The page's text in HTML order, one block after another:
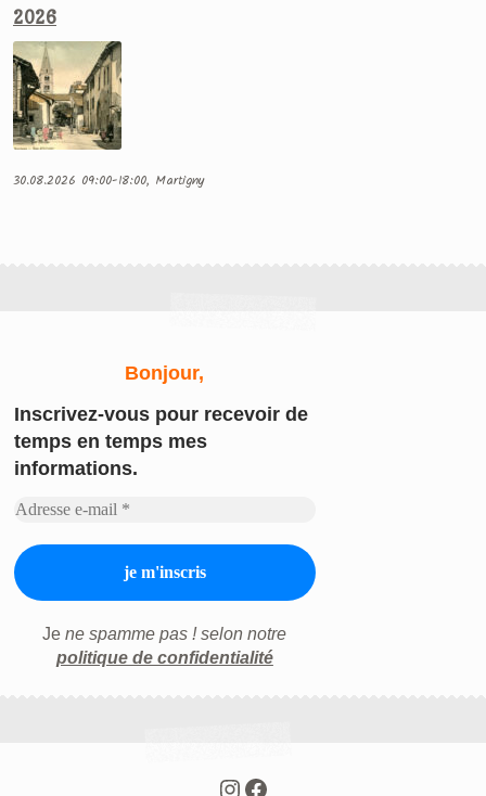
2026
30.08.2026 09:00-18:00, Martigny
Bonjour,
Inscrivez-vous pour recevoir de
temps en temps mes
informations.
Je ne spamme pas ! selon notre
politique de confidentialité